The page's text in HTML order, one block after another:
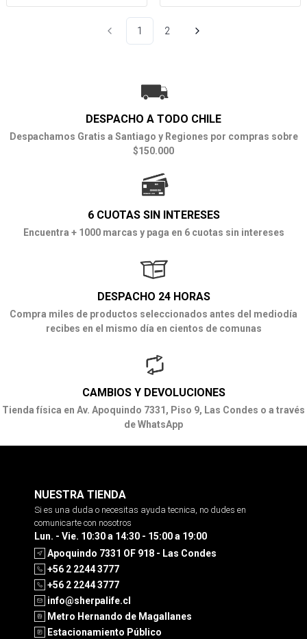
1 2
DESPACHO A TODO CHILE
Despachamos Gratis a Santiago y Regiones por compras sobre
$150.000
6 CUOTAS SIN INTERESES
Encuentra + 1000 marcas y paga en 6 cuotas sin intereses
DESPACHO 24 HORAS
Compra miles de productos seleccionados antes del mediodía
recibes en el mismo día en cientos de comunas
CAMBIOS Y DEVOLUCIONES
Tienda física en Av. Apoquindo 7331, Piso 9, Las Condes o a través
de WhatsApp
NUESTRA TIENDA
Si es una duda o necesitas ayuda tecnica, no dudes en
comunicarte con nosotros
Lun. - Vie. 10:30 a 14:30 - 15:00 a 19:00
Apoquindo 7331 OF 918 - Las Condes
+56 2 2244 3777
+56 2 2244 3777
info@sherpalife.cl
Metro Hernando de Magallanes
Estacionamiento Público